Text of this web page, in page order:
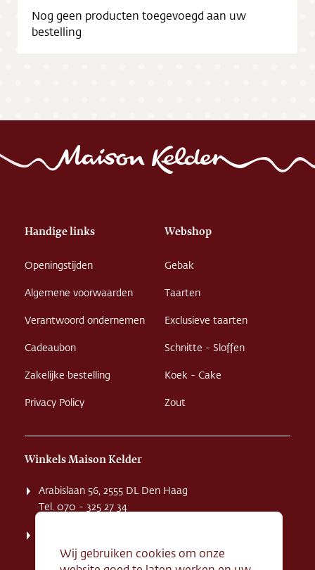
Nog geen producten toegevoegd aan uw
bestelling
Handige links
Openingstijden
Algemene voorwaarden
Verantwoord ondernemen
Cadeaubon
Zakelijke bestelling
Privacy Policy
Webshop
Gebak
Taarten
Exclusieve taarten
Schnitte - Sloffen
Koek - Cake
Zout
Winkels Maison Kelder
Arabislaan 56, 2555 DL Den Haag
Tel. 070 - 325 27 34
Tel. 070 - 324 94 09
Wij gebruiken cookies om onze